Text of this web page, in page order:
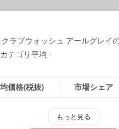
クラブウォッシュ アールグレ
テゴリ平均 -
価格(税抜) 市場シェア
もっと見る